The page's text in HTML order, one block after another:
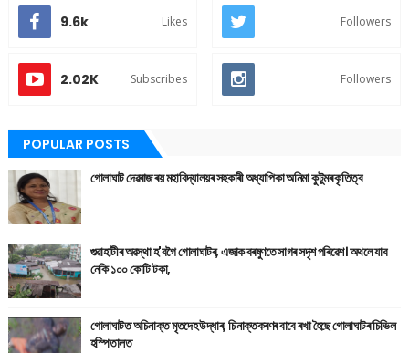
9.6k Likes Followers
2.02K Subscribes Followers
POPULAR POSTS
গোলাঘাট দেৱৰাজ ৰয় মহাবিদ্যালয়ৰ সহকাৰী অধ্যাপিকা অনিমা কুটুমৰ কৃতিত্ব
গুৱাহাটীৰ অৱস্থা হ'বগৈ গোলাঘাটৰ, এজাক বৰষুণতে সাগৰ সদৃশ পৰিৱেশ। অথলে যাব
নেকি ১০০ কোটি টকা,
গোলাঘাটত অচিনাক্ত মৃতদেহ উদ্ধাৰ, চিনাক্তকৰণৰ বাবে ৰখা হৈছে গোলাঘাটৰ চিভিল
হস্পিতালত